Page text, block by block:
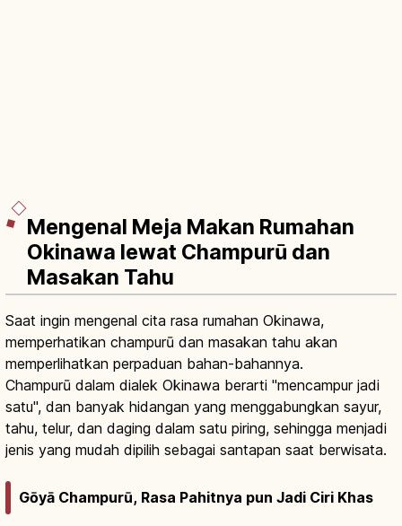
Mengenal Meja Makan Rumahan
Okinawa lewat Champurū dan
Masakan Tahu
Saat ingin mengenal cita rasa rumahan Okinawa,
memperhatikan champurū dan masakan tahu akan
memperlihatkan perpaduan bahan-bahannya.
Champurū dalam dialek Okinawa berarti "mencampur jadi
satu", dan banyak hidangan yang menggabungkan sayur,
tahu, telur, dan daging dalam satu piring, sehingga menjadi
jenis yang mudah dipilih sebagai santapan saat berwisata.
Gōyā Champurū, Rasa Pahitnya pun Jadi Ciri Khas